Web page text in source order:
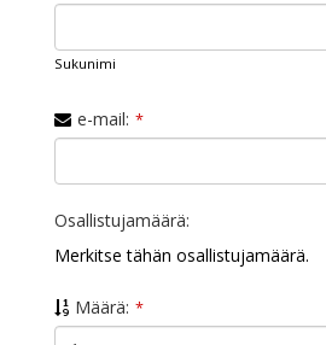
Sukunimi
e-mail: *
Osallistujamäärä:
Merkitse tähän osallistujamäärä.
Määrä: *